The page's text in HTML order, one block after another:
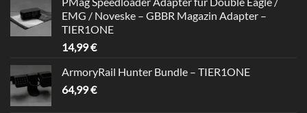
was:
39,99 €.
is:
34,99 €.
EMG / Noveske – GBBR Magazin Adapter –
TIER1ONE
14,99€
ArmoryRail Hunter Bundle – TIER1ONE
64,99€